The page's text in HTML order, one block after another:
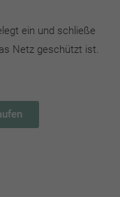
ein und schließe
Netz geschützt ist.